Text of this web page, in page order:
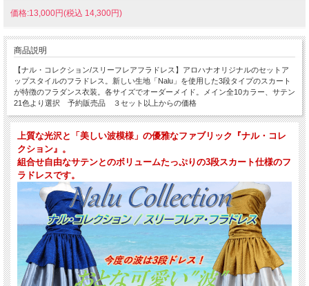
価格:13,000円(税込 14,300円)
商品説明
【ナル・コレクション/スリーフレアフラドレス】アロハナオリジナルのセットア
ップスタイルのフラドレス。新しい生地「Nalu」を使用した3段タイプのスカート
が特徴のフラダンス衣装。各サイズでオーダーメイド。メイン全10カラー、サテン
21色より選択 予約販売品 ３セット以上からの価格
上質な光沢と「美しい波模様」の優雅なファブリック『ナル・コレ
クション』。
組合せ自由なサテンとのボリュームたっぷりの3段スカート仕様のフ
ラドレスです。